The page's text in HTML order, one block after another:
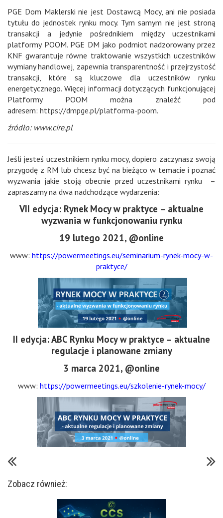
PGE Dom Maklerski nie jest Dostawcą Mocy, ani nie posiada
tytułu do jednostek rynku mocy. Tym samym nie jest stroną
transakcji a jedynie pośrednikiem między uczestnikami
platformy POOM. PGE DM jako podmiot nadzorowany przez
KNF gwarantuje równe traktowanie wszystkich uczestników
wymiany handlowej, zapewnia transparentność i przejrzystość
transakcji, które są kluczowe dla uczestników rynku
energetycznego. Więcej informacji dotyczących funkcjonującej
Platformy POOM można znaleźć pod
adresem: https://dmpge.pl/platforma-poom.
źródło: www.cire.pl
Jeśli jesteś uczestnikiem rynku mocy, dopiero zaczynasz swoją
przygodę z RM lub chcesz być na bieżąco w temacie i poznać
wyzwania jakie stoją obecnie przed uczestnikami rynku –
zapraszamy na dwa nadchodzące wydarzenia:
VII edycja: Rynek Mocy w praktyce – aktualne
wyzwania w funkcjonowaniu rynku
19 lutego 2021, @online
www: https://powermeetings.eu/seminarium-rynek-mocy-w-
praktyce/
II edycja: ABC Rynku Mocy w praktyce – aktualne
regulacje i planowane zmiany
3 marca 2021, @online
www: https://powermeetings.eu/szkolenie-rynek-mocy/
Zobacz również: